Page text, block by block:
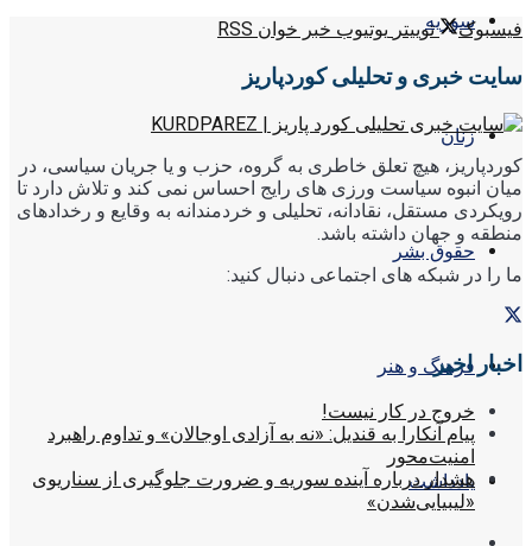
سوریه
زنان
حقوق بشر
فرهنگ و هنر
یادداشت
فیسبوک
توییتر یوتیوب خبر خوان RSS
سایت خبری و تحلیلی کوردپاریز
کوردپاریز، هیچ تعلق خاطری به گروه، حزب و یا جریان سیاسی، در
میان انبوه سیاست ورزی های رایج احساس نمی کند و تلاش دارد تا
رویکردی مستقل، نقادانه، تحلیلی و خردمندانه به وقایع و رخدادهای
منطقه و جهان داشته باشد.
ما را در شبکه های اجتماعی دنبال کنید:
اخبار اخیر
خروج در کار نیست!
پیام آنکارا به قندیل: «نه به آزادی اوجالان» و تداوم راهبرد
امنیت‌محور
هشدار درباره آینده سوریه و ضرورت جلوگیری از سناریوی
«لیبیایی‌شدن»